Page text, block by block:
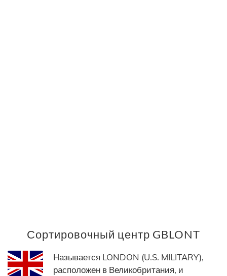
Сортировочный центр GBLONT
Называется LONDON (U.S. MILITARY),
расположен в Великобритания, и